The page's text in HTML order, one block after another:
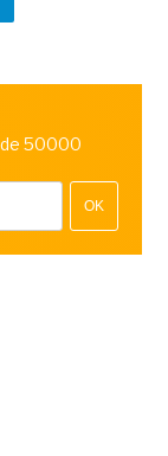
50000
OK